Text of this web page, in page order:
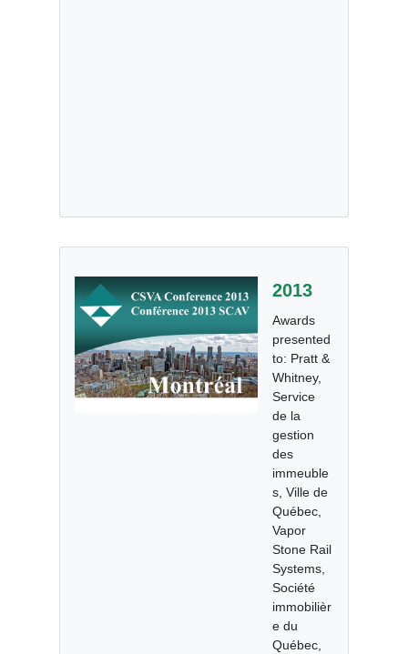
2013
Awards
presented
to: Pratt &
Whitney,
Service
de la
gestion
des
immeuble
s, Ville de
Québec,
Vapor
Stone Rail
Systems,
Société
immobilièr
e du
Québec,